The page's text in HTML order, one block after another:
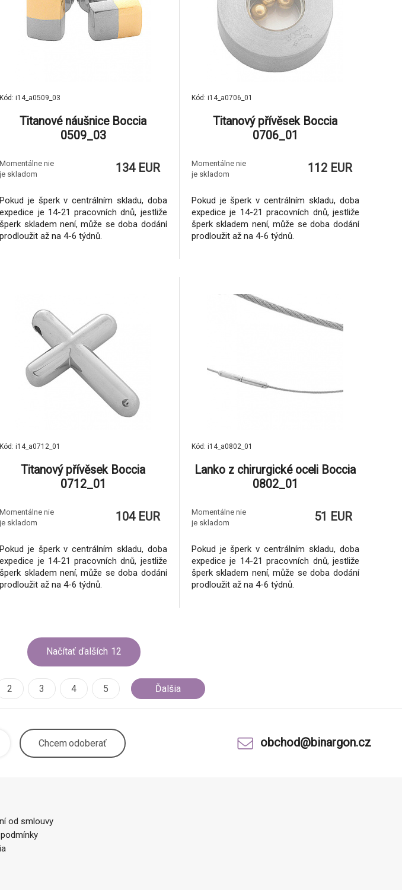
Kód: i14_a0509_03
Titanové náušnice Boccia
0509_03
Momentálne nie
je skladom
134 EUR
Pokud je šperk v centrálním skladu, doba
expedice je 14-21 pracovních dnů, jestliže
šperk skladem není, může se doba dodání
prodloužit až na 4-6 týdnů.
Kód: i14_a0706_01
Titanový přívěsek Boccia
0706_01
Momentálne nie
je skladom
112 EUR
Pokud je šperk v centrálním skladu, doba
expedice je 14-21 pracovních dnů, jestliže
šperk skladem není, může se doba dodání
prodloužit až na 4-6 týdnů.
Kód: i14_a0712_01
Titanový přívěsek Boccia
0712_01
Momentálne nie
je skladom
104 EUR
Pokud je šperk v centrálním skladu, doba
expedice je 14-21 pracovních dnů, jestliže
šperk skladem není, může se doba dodání
prodloužit až na 4-6 týdnů.
Kód: i14_a0802_01
Lanko z chirurgické oceli Boccia
0802_01
Momentálne nie
je skladom
51 EUR
Pokud je šperk v centrálním skladu, doba
expedice je 14-21 pracovních dnů, jestliže
šperk skladem není, může se doba dodání
prodloužit až na 4-6 týdnů.
Načítať ďalších 12
2 3 4 5 Ďalšia
Chcem odoberať obchod@binargon.cz
od smlouvy